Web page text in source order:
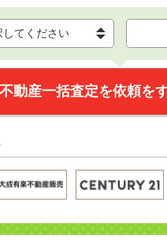
不動産一括査定を依頼を